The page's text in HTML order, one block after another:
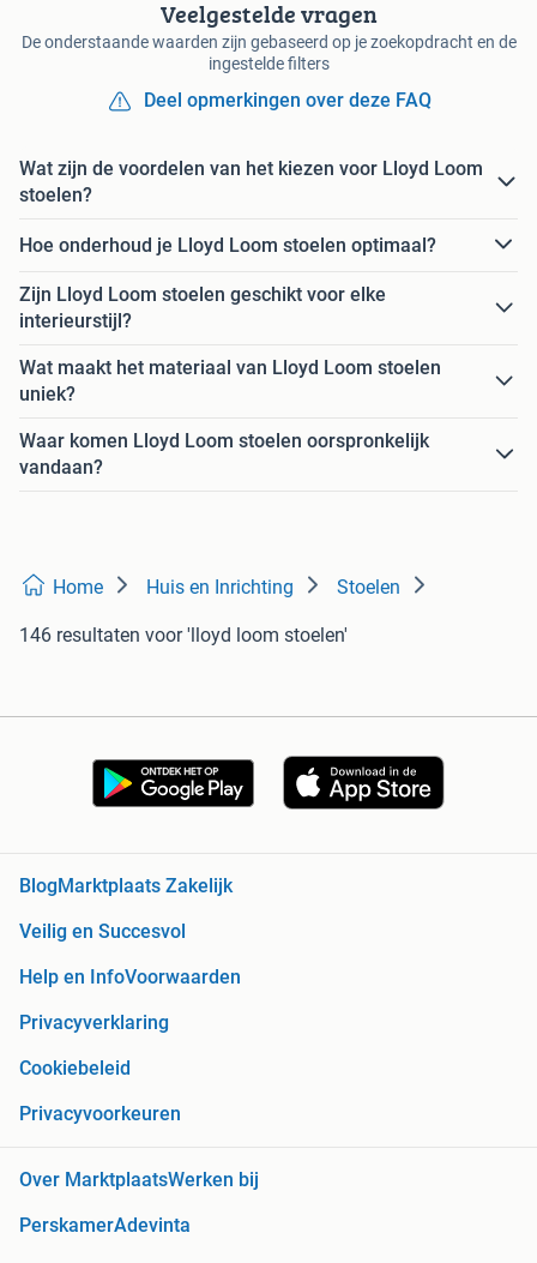
Veelgestelde vragen
De onderstaande waarden zijn gebaseerd op je zoekopdracht en de
ingestelde filters
Deel opmerkingen over deze FAQ
Wat zijn de voordelen van het kiezen voor Lloyd Loom
stoelen?
Hoe onderhoud je Lloyd Loom stoelen optimaal?
Zijn Lloyd Loom stoelen geschikt voor elke
interieurstijl?
Wat maakt het materiaal van Lloyd Loom stoelen
uniek?
Waar komen Lloyd Loom stoelen oorspronkelijk
vandaan?
Home Huis en Inrichting Stoelen
146 resultaten voor 'lloyd loom stoelen'
Blog Marktplaats Zakelijk
Veilig en Succesvol
Help en InfoVoorwaarden
Privacyverklaring
Cookiebeleid
Privacyvoorkeuren
Over MarktplaatsWerken bij
PerskamerAdevinta